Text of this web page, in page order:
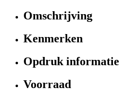
Omschrijving
Kenmerken
Opdruk informatie
Voorraad